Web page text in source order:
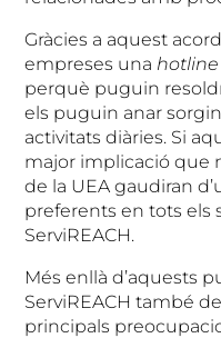
Gràcies a aquest
empreses una hotline
perquè puguin
els puguin anar
activitats diàries. Si
major implicació que
de la UEA gaudiran
preferents en tots els
ServiREACH.
Més enllà d’aquests
ServiREACH també
principals